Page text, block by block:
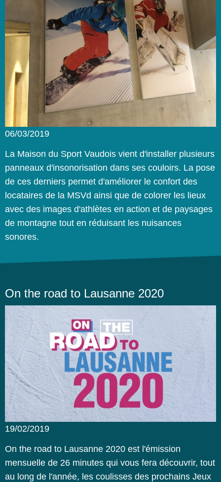
06/03/2019
La Maison du Sport Vaudois vient d'installer plusieurs
panneaux d'insonorisation dans ses couloirs. La pose
de ces derniers permet d'améliorer le confort des
locataires de la MSVd ainsi que de colorer les lieux
avec des images d'athlètes en action et de paysages
de montagne tout en réduisant les nuisances
sonores.
On the road to Lausanne 2020
19/02/2019
On the road to Lausanne 2020 est l'émission
mensuelle de 26 minutes qui vous fera découvrir, tout
au long de l'année, les coulisses des prochains Jeux